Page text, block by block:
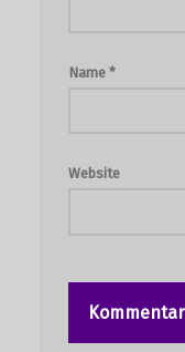
Name *
Website